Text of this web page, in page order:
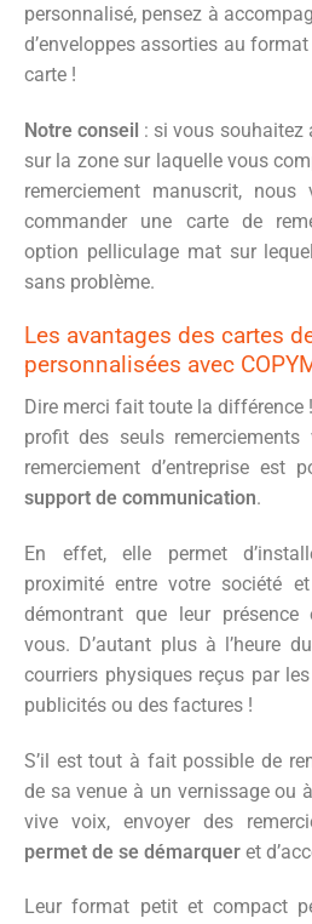
personnalisé, pensez à
d’enveloppes assorties au
carte !
Notre conseil : si vous souhaitez
sur la zone sur laquelle vous
remerciement manuscrit,
commander une carte de
option pelliculage mat sur
sans problème.
Les avantages des cartes
personnalisées avec
Dire merci fait toute la différence
profit des seuls
remerciement d’entreprise est
support de communication.
En effet, elle permet
proximité entre votre société
démontrant que leur
vous. D’autant plus à l’heure
courriers physiques reçus par
publicités ou des factures !
S’il est tout à fait possible de
de sa venue à un vernissage ou
vive voix, envoyer des
permet de se démarquer et
Leur format petit et compact